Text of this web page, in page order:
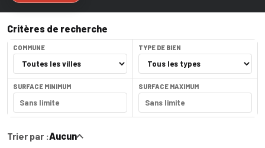
Critères de recherche
COMMUNE TYPE DE BIEN
SURFACE MINIMUM SURFACE MAXIMUM
Trier par :Aucun